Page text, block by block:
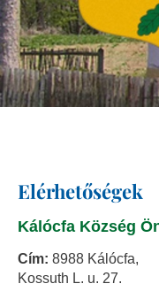
Elérhetőségek
Kálócfa Község
Cím: 8988 Kálócfa,
Kossuth L. u. 27.